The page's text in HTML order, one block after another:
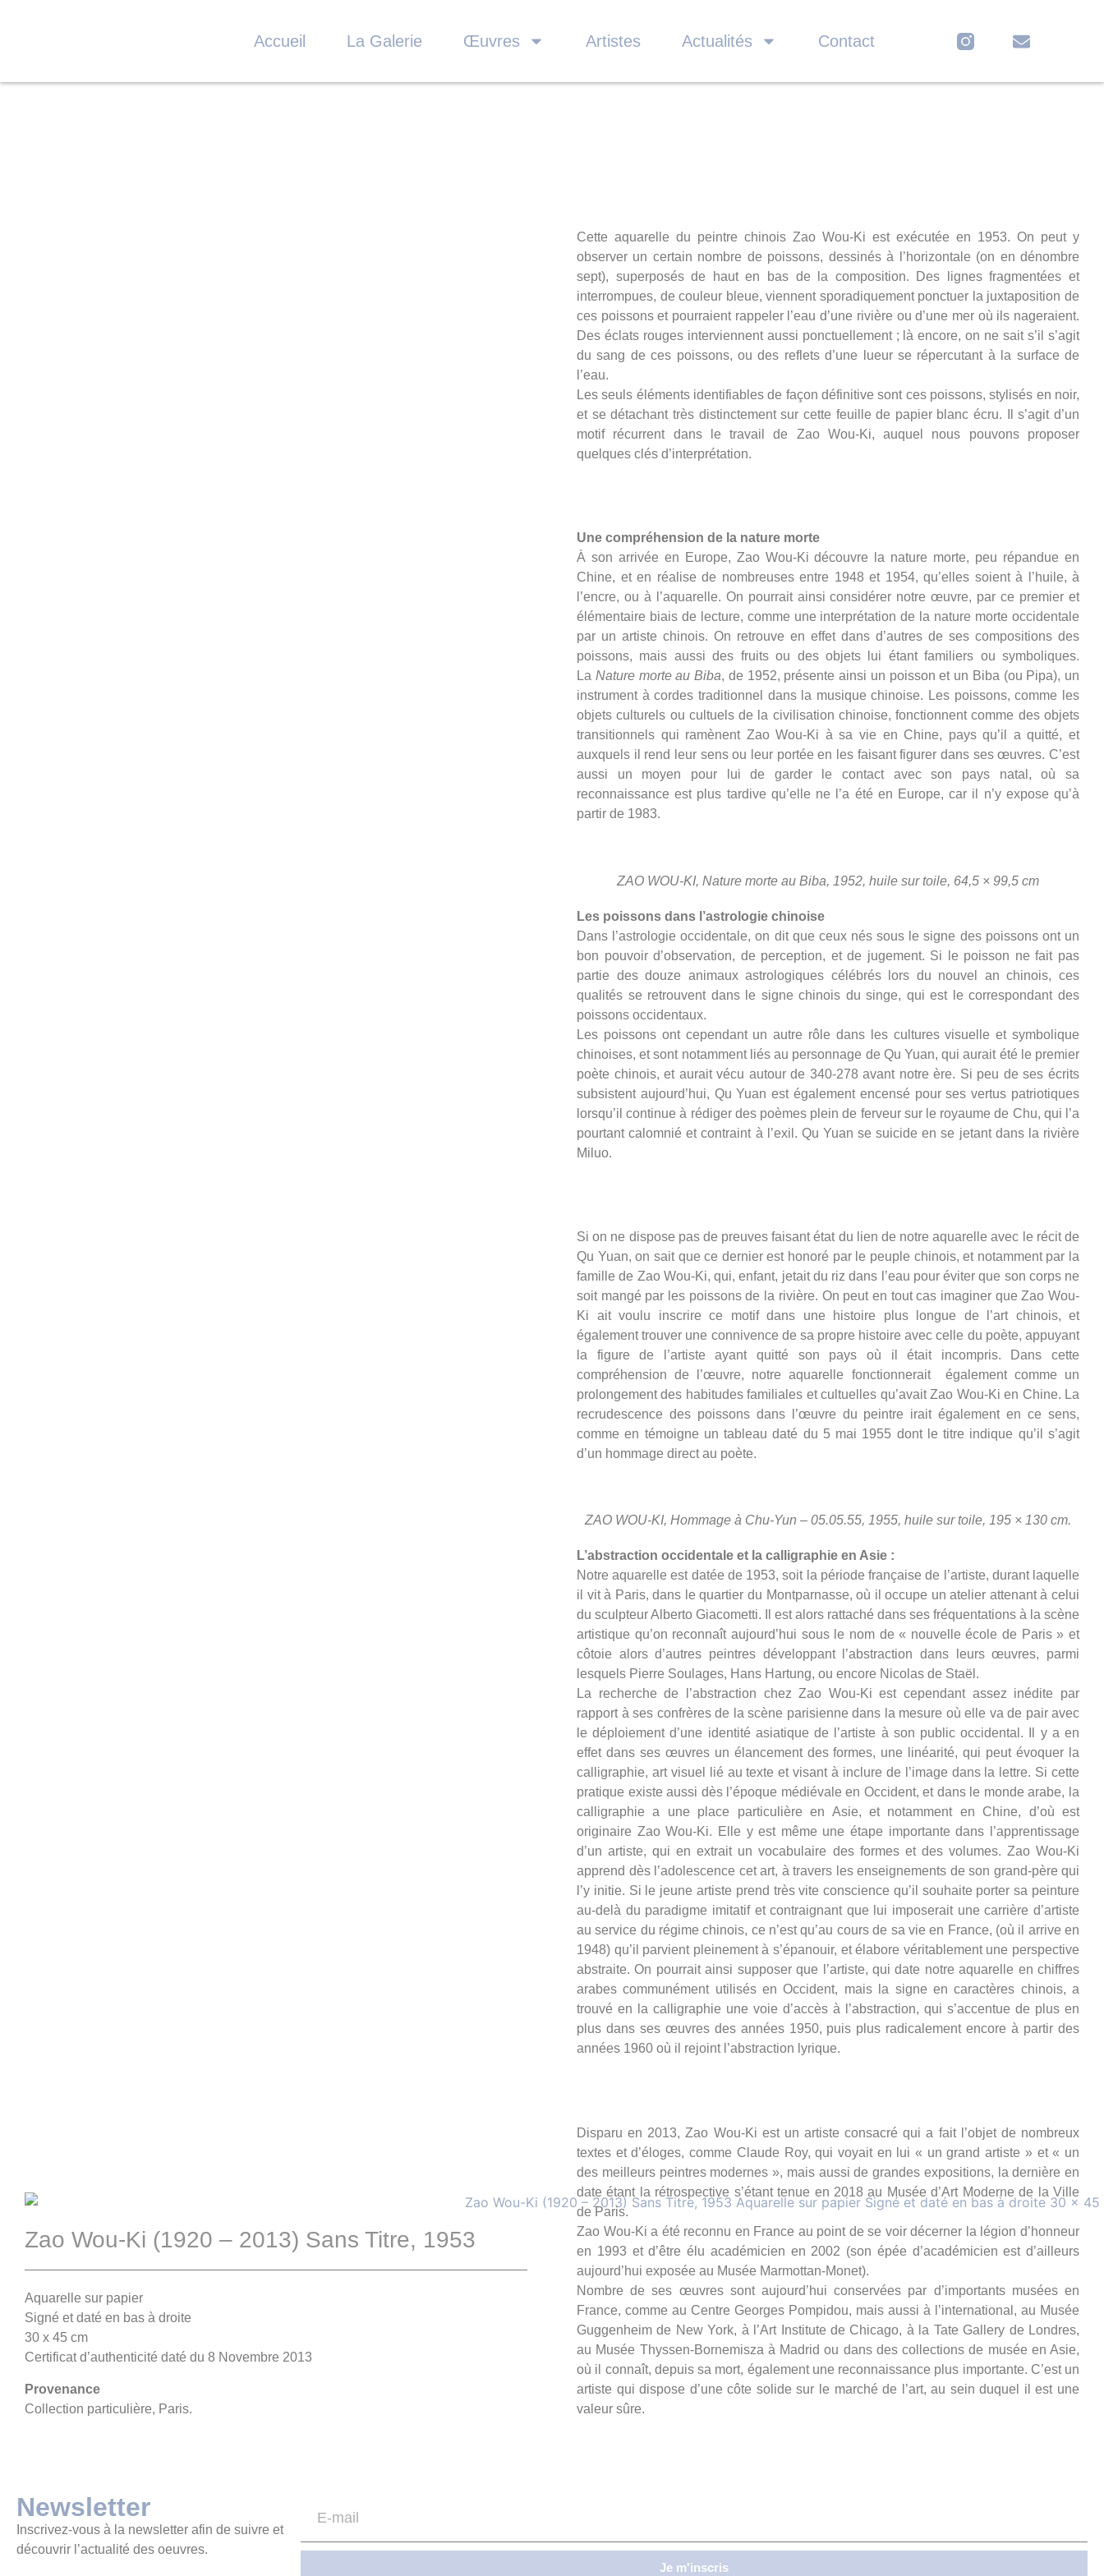
Accueil La Galerie Œuvres Artistes Actualités Contact
Zao Wou-Ki (1920 – 2013) Sans Titre, 1953
Aquarelle sur papier
Signé et daté en bas à droite
30 x 45 cm
Certificat d’authenticité daté du 8 Novembre 2013
Provenance
Collection particulière, Paris.
Cette aquarelle du peintre chinois Zao Wou-Ki est exécutée en 1953. On peut y
observer un certain nombre de poissons, dessinés à l’horizontale (on en dénombre
sept), superposés de haut en bas de la composition. Des lignes fragmentées et
interrompues, de couleur bleue, viennent sporadiquement ponctuer la juxtaposition de
ces poissons et pourraient rappeler l’eau d’une rivière ou d’une mer où ils nageraient.
Des éclats rouges interviennent aussi ponctuellement ; là encore, on ne sait s’il s’agit
du sang de ces poissons, ou des reflets d’une lueur se répercutant à la surface de
l’eau.
Les seuls éléments identifiables de façon définitive sont ces poissons, stylisés en noir,
et se détachant très distinctement sur cette feuille de papier blanc écru. Il s’agit d’un
motif récurrent dans le travail de Zao Wou-Ki, auquel nous pouvons proposer
quelques clés d’interprétation.
Une compréhension de la nature morte
À son arrivée en Europe, Zao Wou-Ki découvre la nature morte, peu répandue en
Chine, et en réalise de nombreuses entre 1948 et 1954, qu’elles soient à l’huile, à
l’encre, ou à l’aquarelle. On pourrait ainsi considérer notre œuvre, par ce premier et
élémentaire biais de lecture, comme une interprétation de la nature morte occidentale
par un artiste chinois. On retrouve en effet dans d’autres de ses compositions des
poissons, mais aussi des fruits ou des objets lui étant familiers ou symboliques.
La Nature morte au Biba, de 1952, présente ainsi un poisson et un Biba (ou Pipa), un
instrument à cordes traditionnel dans la musique chinoise. Les poissons, comme les
objets culturels ou cultuels de la civilisation chinoise, fonctionnent comme des objets
transitionnels qui ramènent Zao Wou-Ki à sa vie en Chine, pays qu’il a quitté, et
auxquels il rend leur sens ou leur portée en les faisant figurer dans ses œuvres. C’est
aussi un moyen pour lui de garder le contact avec son pays natal, où sa
reconnaissance est plus tardive qu’elle ne l’a été en Europe, car il n’y expose qu’à
partir de 1983.
ZAO WOU-KI, Nature morte au Biba, 1952, huile sur toile, 64,5 × 99,5 cm
Les poissons dans l’astrologie chinoise
Dans l’astrologie occidentale, on dit que ceux nés sous le signe des poissons ont un
bon pouvoir d’observation, de perception, et de jugement. Si le poisson ne fait pas
partie des douze animaux astrologiques célébrés lors du nouvel an chinois, ces
qualités se retrouvent dans le signe chinois du singe, qui est le correspondant des
poissons occidentaux.
Les poissons ont cependant un autre rôle dans les cultures visuelle et symbolique
chinoises, et sont notamment liés au personnage de Qu Yuan, qui aurait été le premier
poète chinois, et aurait vécu autour de 340-278 avant notre ère. Si peu de ses écrits
subsistent aujourd’hui, Qu Yuan est également encensé pour ses vertus patriotiques
lorsqu’il continue à rédiger des poèmes plein de ferveur sur le royaume de Chu, qui l’a
pourtant calomnié et contraint à l’exil. Qu Yuan se suicide en se jetant dans la rivière
Miluo.
Si on ne dispose pas de preuves faisant état du lien de notre aquarelle avec le récit de
Qu Yuan, on sait que ce dernier est honoré par le peuple chinois, et notamment par la
famille de Zao Wou-Ki, qui, enfant, jetait du riz dans l’eau pour éviter que son corps ne
soit mangé par les poissons de la rivière. On peut en tout cas imaginer que Zao Wou-
Ki ait voulu inscrire ce motif dans une histoire plus longue de l’art chinois, et
également trouver une connivence de sa propre histoire avec celle du poète, appuyant
la figure de l’artiste ayant quitté son pays où il était incompris. Dans cette
compréhension de l’œuvre, notre aquarelle fonctionnerait également comme un
prolongement des habitudes familiales et cultuelles qu’avait Zao Wou-Ki en Chine. La
recrudescence des poissons dans l’œuvre du peintre irait également en ce sens,
comme en témoigne un tableau daté du 5 mai 1955 dont le titre indique qu’il s’agit
d’un hommage direct au poète.
ZAO WOU-KI, Hommage à Chu-Yun – 05.05.55, 1955, huile sur toile, 195 × 130 cm.
L’abstraction occidentale et la calligraphie en Asie :
Notre aquarelle est datée de 1953, soit la période française de l’artiste, durant laquelle
il vit à Paris, dans le quartier du Montparnasse, où il occupe un atelier attenant à celui
du sculpteur Alberto Giacometti. Il est alors rattaché dans ses fréquentations à la scène
artistique qu’on reconnaît aujourd’hui sous le nom de « nouvelle école de Paris » et
côtoie alors d’autres peintres développant l’abstraction dans leurs œuvres, parmi
lesquels Pierre Soulages, Hans Hartung, ou encore Nicolas de Staël.
La recherche de l’abstraction chez Zao Wou-Ki est cependant assez inédite par
rapport à ses confrères de la scène parisienne dans la mesure où elle va de pair avec
le déploiement d’une identité asiatique de l’artiste à son public occidental. Il y a en
effet dans ses œuvres un élancement des formes, une linéarité, qui peut évoquer la
calligraphie, art visuel lié au texte et visant à inclure de l’image dans la lettre. Si cette
pratique existe aussi dès l’époque médiévale en Occident, et dans le monde arabe, la
calligraphie a une place particulière en Asie, et notamment en Chine, d’où est
originaire Zao Wou-Ki. Elle y est même une étape importante dans l’apprentissage
d’un artiste, qui en extrait un vocabulaire des formes et des volumes. Zao Wou-Ki
apprend dès l’adolescence cet art, à travers les enseignements de son grand-père qui
l’y initie. Si le jeune artiste prend très vite conscience qu’il souhaite porter sa peinture
au-delà du paradigme imitatif et contraignant que lui imposerait une carrière d’artiste
au service du régime chinois, ce n’est qu’au cours de sa vie en France, (où il arrive en
1948) qu’il parvient pleinement à s’épanouir, et élabore véritablement une perspective
abstraite. On pourrait ainsi supposer que l’artiste, qui date notre aquarelle en chiffres
arabes communément utilisés en Occident, mais la signe en caractères chinois, a
trouvé en la calligraphie une voie d’accès à l’abstraction, qui s’accentue de plus en
plus dans ses œuvres des années 1950, puis plus radicalement encore à partir des
années 1960 où il rejoint l’abstraction lyrique.
Disparu en 2013, Zao Wou-Ki est un artiste consacré qui a fait l’objet de nombreux
textes et d’éloges, comme Claude Roy, qui voyait en lui « un grand artiste » et « un
des meilleurs peintres modernes », mais aussi de grandes expositions, la dernière en
date étant la rétrospective s’étant tenue en 2018 au Musée d’Art Moderne de la Ville
de Paris.
Zao Wou-Ki a été reconnu en France au point de se voir décerner la légion d’honneur
en 1993 et d’être élu académicien en 2002 (son épée d’académicien est d’ailleurs
aujourd’hui exposée au Musée Marmottan-Monet).
Nombre de ses œuvres sont aujourd’hui conservées par d’importants musées en
France, comme au Centre Georges Pompidou, mais aussi à l’international, au Musée
Guggenheim de New York, à l’Art Institute de Chicago, à la Tate Gallery de Londres,
au Musée Thyssen-Bornemisza à Madrid ou dans des collections de musée en Asie,
où il connaît, depuis sa mort, également une reconnaissance plus importante. C’est un
artiste qui dispose d’une côte solide sur le marché de l’art, au sein duquel il est une
valeur sûre.
Newsletter
Inscrivez-vous à la newsletter afin de suivre et
découvrir l’actualité des oeuvres.
Je m'inscris